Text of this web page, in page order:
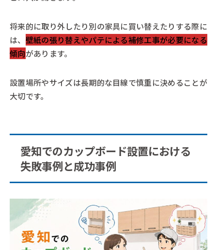
将来的に取り外したり別の家具に買い替えたりする際に
は、 壁紙の張り替えやパテによる補修工事が必要になる
傾向があります。
設置場所やサイズは長期的な目線で慎重に決めることが
大切です。
愛知でのカップボード設置における
失敗事例と成功事例